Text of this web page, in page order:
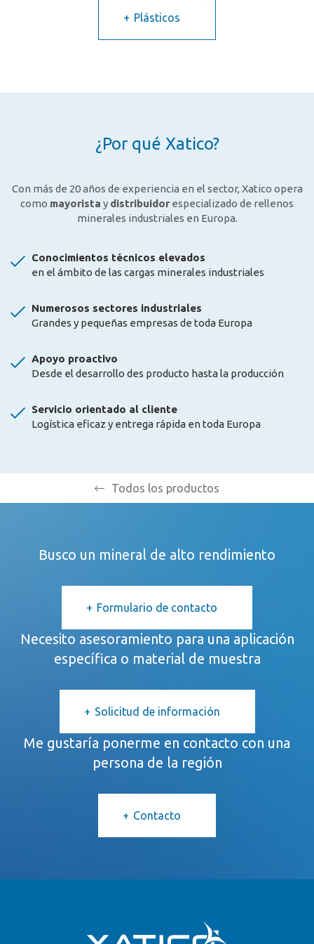
Plásticos
¿Por qué Xatico?
Con más de 20 años de experiencia en el sector, Xatico opera
como mayorista y distribuidor especializado de rellenos
minerales industriales en Europa.
Conocimientos técnicos elevados
en el ámbito de las cargas minerales industriales
Numerosos sectores industriales
Grandes y pequeñas empresas de toda Europa
Apoyo proactivo
Desde el desarrollo des producto hasta la producción
Servicio orientado al cliente
Logística eficaz y entrega rápida en toda Europa
Todos los productos
Busco un mineral de alto rendimiento
Formulario de contacto
Necesito asesoramiento para una aplicación
específica o material de muestra
Solicitud de información
Me gustaría ponerme en contacto con una
persona de la región
Contacto